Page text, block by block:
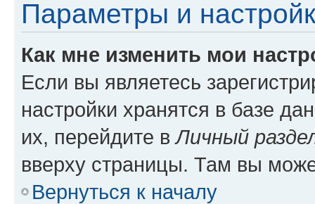
Параметры и
Как мне изменить мои
Если вы являетесь
настройки хранятся в базе
их, перейдите вЛичный
вверху страницы. Там вы
Вернуться к началу